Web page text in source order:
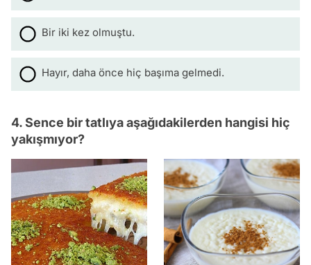
Bir iki kez olmuştu.
Hayır, daha önce hiç başıma gelmedi.
4. Sence bir tatlıya aşağıdakilerden hangisi hiç
yakışmıyor?